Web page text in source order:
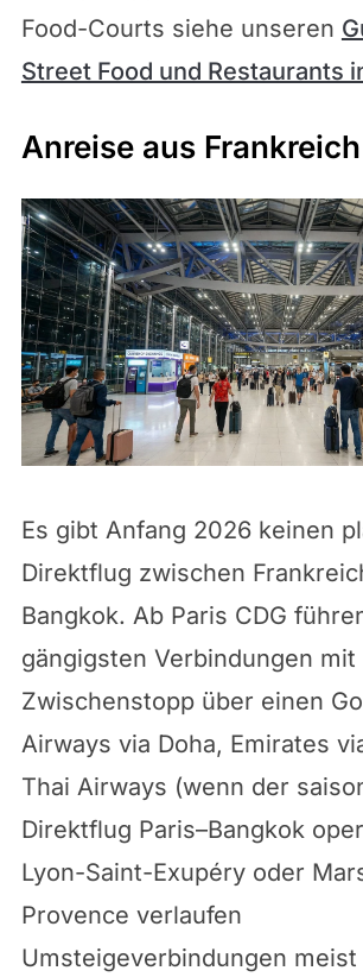
Food-Courts siehe unseren
Street Food und Restaurants
Anreise aus Frankreich
Es gibt Anfang 2026 keinen
Direktflug zwischen
Bangkok. Ab Paris CDG
gängigsten Verbindungen mit
Zwischenstopp über einen
Airways via Doha, Emirates
Thai Airways (wenn der
Direktflug Paris–Bangkok
Lyon-Saint-Exupéry oder
Provence verlaufen
Umsteigeverbindungen meist